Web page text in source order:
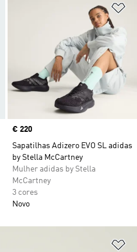
Adicionar à Lista de Desejos
Price
€ 220
Sapatilhas Adizero EVO SL adidas
by Stella McCartney
Mulher adidas by Stella
McCartney
3 cores
Novo